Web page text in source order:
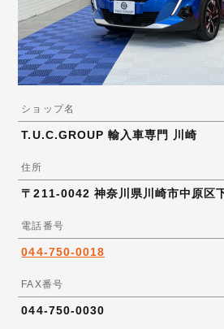
ショップ名
T.U.C.GROUP 輸入車専門 川崎
住所
〒211-0042 神奈川県川崎市中原区
電話番号
044-750-0018
FAX番号
044-750-0030